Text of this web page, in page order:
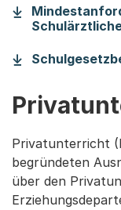
Privatunterricht
begründeten
über den